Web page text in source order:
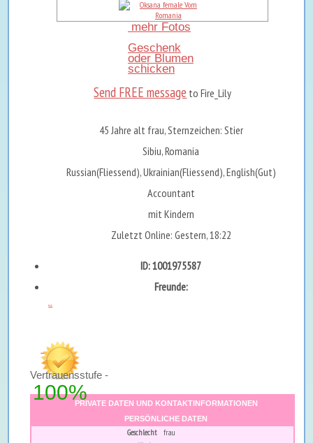
mehr Fotos
Geschenk
oder Blumen
schicken
Send FREE message to Fire_Lily
45 Jahre alt frau, Sternzeichen: Stier
Sibiu, Romania
Russian(Fliessend), Ukrainian(Fliessend), English(Gut)
Accountant
mit Kindern
Zuletzt Online: Gestern, 18:22
ID: 1001975587
Freunde:
...
Vertrauensstufe -
100%PRIVATE DATEN UND KONTAKTINFORMATIONEN
PERSÖNLICHE DATEN
Geschlecht
frau